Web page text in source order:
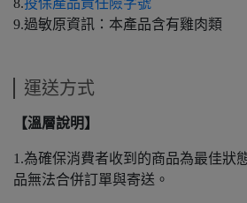
8.投保產品責任險字號
9.過敏原資訊：本產品含有雞肉類
運送方式
【溫層說明】
1.為確保消費者收到的商品為最佳狀
品無法合併訂單與寄送。